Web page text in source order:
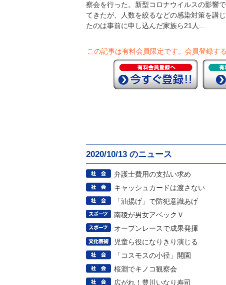
察会を行った。新型コロナウイルスの影響
てきたが、人数を絞るなどの感染対策を講
たのは事前に申し込んだ家族ら21人...
この記事は有料会員限定です。 会員登録す
2020/10/13 のニュース
弁護士費用の支払い求め
キャッシュカードは渡さない
「油揚げ」で防犯意識あげ
南稜が男女アベックＶ
オープンレースで成果発揮
児童ら役になりきり演じる
「コスモスの小径」開園
桜淵でキノコ観察会
広がれ！豊川いなり寿司